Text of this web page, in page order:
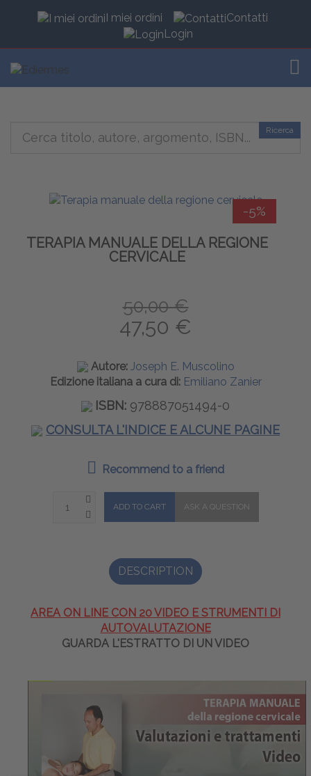
I miei ordini
Contatti
Login
Ricerca
-5%
TERAPIA MANUALE DELLA REGIONE
CERVICALE
50,00 €
47,50 €
Autore: Joseph E. Muscolino
Edizione italiana a cura di: Emiliano Zanier
ISBN: 978887051494-0
CONSULTA L'INDICE E ALCUNE PAGINE
Recommend to a friend
DESCRIPTION
AREA ON LINE CON 20 VIDEO E STRUMENTI DI
AUTOVALUTAZIONE
GUARDA L'ESTRATTO DI UN VIDEO